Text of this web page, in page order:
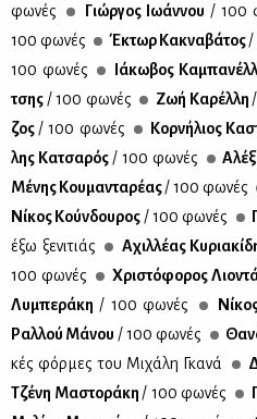
φω­νές
Γιώρ­γος Ιω­άν­νου / 100
100 φω­νές
Έκτωρ Κα­κνα­βά­τος/
100 φω­νές
Ιά­κω­βος
τσης / 100 φω­νές Ζωή Κα­ρέλ­λη
ζος / 100 φω­νές Κορ­νή­λιος
λης Κα­τσα­ρός / 100 φω­νές
Μέ­νης Κου­μα­ντα­ρέ­ας/ 100 φω­νές
Νί­κος Κούν­δου­ρος / 100 φω­νές
έξω ξε­νι­τιάς
Αχιλ­λέ­ας
100 φω­νές
Χρι­στό­φο­ρος
Λυ­μπε­ρά­κη / 100 φω­νές
Ραλ­λού Μά­νου / 100 φω­νές
κές φόρ­μες του Μι­χά­λη Γκα­νά
Τζέ­νη Μα­στο­ρά­κη / 100 φω­νές